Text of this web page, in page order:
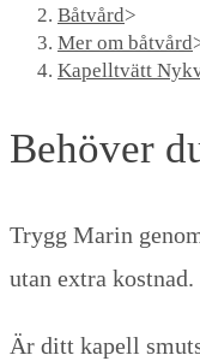
Båtvård>
Mer om båtvård
Kapelltvätt
Behöver
Trygg Marin
utan extra kostnad.
Är ditt kapell